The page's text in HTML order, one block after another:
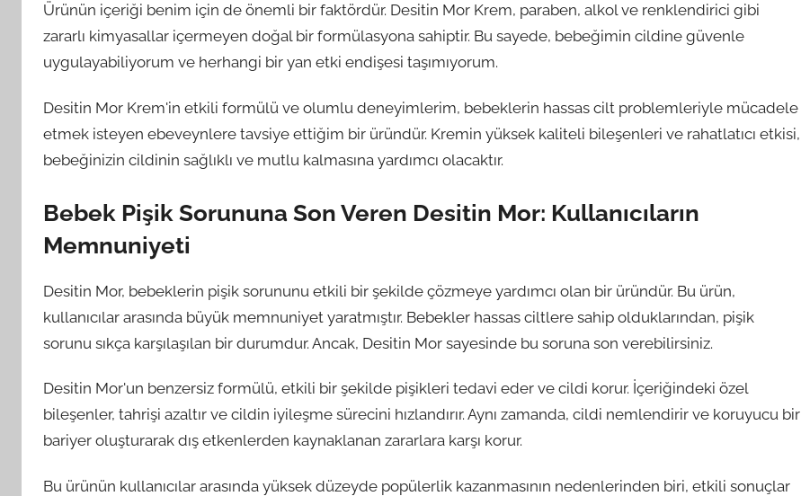
Ürünün içeriği benim için de önemli bir faktördür. Desitin Mor Krem, paraben, alkol ve renklendirici gibi
zararlı kimyasallar içermeyen doğal bir formülasyona sahiptir. Bu sayede, bebeğimin cildine güvenle
uygulayabiliyorum ve herhangi bir yan etki endişesi taşımıyorum.
Desitin Mor Krem'in etkili formülü ve olumlu deneyimlerim, bebeklerin hassas cilt problemleriyle mücadele
etmek isteyen ebeveynlere tavsiye ettiğim bir üründür. Kremin yüksek kaliteli bileşenleri ve rahatlatıcı etkisi,
bebeğinizin cildinin sağlıklı ve mutlu kalmasına yardımcı olacaktır.
Bebek Pişik Sorununa Son Veren Desitin Mor: Kullanıcıların
Memnuniyeti
Desitin Mor, bebeklerin pişik sorununu etkili bir şekilde çözmeye yardımcı olan bir üründür. Bu ürün,
kullanıcılar arasında büyük memnuniyet yaratmıştır. Bebekler hassas ciltlere sahip olduklarından, pişik
sorunu sıkça karşılaşılan bir durumdur. Ancak, Desitin Mor sayesinde bu soruna son verebilirsiniz.
Desitin Mor'un benzersiz formülü, etkili bir şekilde pişikleri tedavi eder ve cildi korur. İçeriğindeki özel
bileşenler, tahrişi azaltır ve cildin iyileşme sürecini hızlandırır. Aynı zamanda, cildi nemlendirir ve koruyucu bir
bariyer oluşturarak dış etkenlerden kaynaklanan zararlara karşı korur.
Bu ürünün kullanıcılar arasında yüksek düzeyde popülerlik kazanmasının nedenlerinden biri, etkili sonuçlar